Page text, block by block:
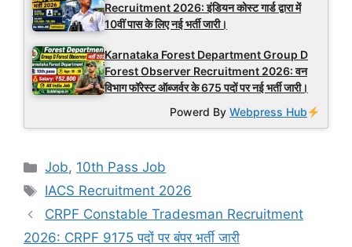
Recruitment 2026: इंडियन कोस्ट गार्ड द्वारा में
10वीं पास के लिए नई भर्ती जारी।
Karnataka Forest Department Group D
Forest Observer Recruitment 2026: वन
विभाग फॉरेस्ट ऑब्जर्वर के 675 पदों पर नई भर्ती जारी।
Powerd ByWebpress Hub
Categories
Job, 10th Pass Job
Tags
IACS Recruitment 2026
CRPF Constable Tradesman Recruitment
2026: CRPF 9175 पदों पर बंपर भर्ती जारी